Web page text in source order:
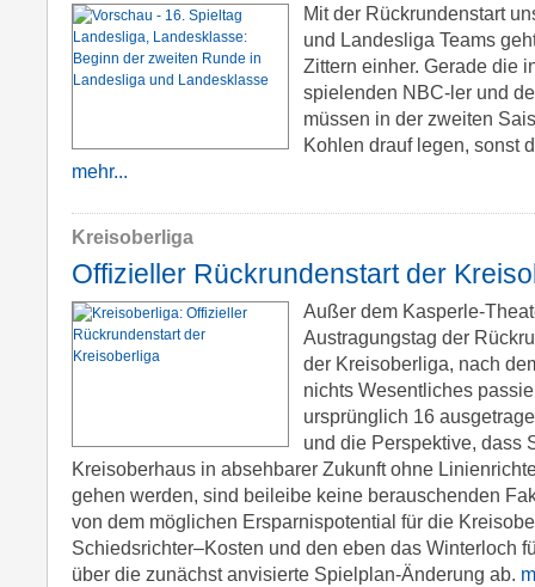
Mit der Rückrundenstart
und Landesliga Teams
Zittern einher. Gerade die
spielenden NBC-ler und
müssen in der zweiten
Kohlen drauf legen, sonst
mehr...
Kreisoberliga
Offizieller Rückrundenstart der
Außer dem Kasperle-
Austragungstag der
der Kreisoberliga, nach
nichts Wesentliches
ursprünglich 16
und die Perspektive, dass
Kreisoberhaus in absehbarer Zukunft ohne
gehen werden, sind beileibe keine berauschenden
von dem möglichen Ersparnispotential für die
Schiedsrichter–Kosten und den eben das Winterloch
über die zunächst anvisierte Spielplan-Änderung ab.